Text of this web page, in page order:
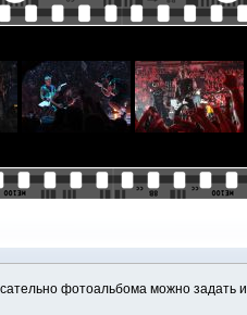
фотоальбома можно задать и